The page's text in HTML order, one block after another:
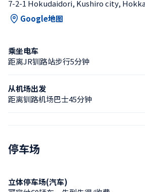
7-2-1 Hokudaidori, Kushiro city,
Google地图
乘坐电车
距离JR钏路站步行5分钟
从机场出发
距离钏路机场巴士45分钟
停车场
立体停车场(汽车)